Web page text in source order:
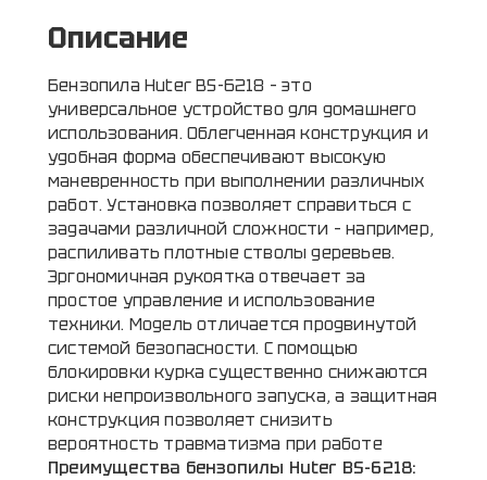
Описание
Бензопила Huter BS-6218 – это
универсальное устройство для домашнего
использования. Облегченная конструкция и
удобная форма обеспечивают высокую
маневренность при выполнении различных
работ. Установка позволяет справиться с
задачами различной сложности – например,
распиливать плотные стволы деревьев.
Эргономичная рукоятка отвечает за
простое управление и использование
техники. Модель отличается продвинутой
системой безопасности. С помощью
блокировки курка существенно снижаются
риски непроизвольного запуска, а защитная
конструкция позволяет снизить
вероятность травматизма при работе
Преимущества бензопилы Huter BS-6218: